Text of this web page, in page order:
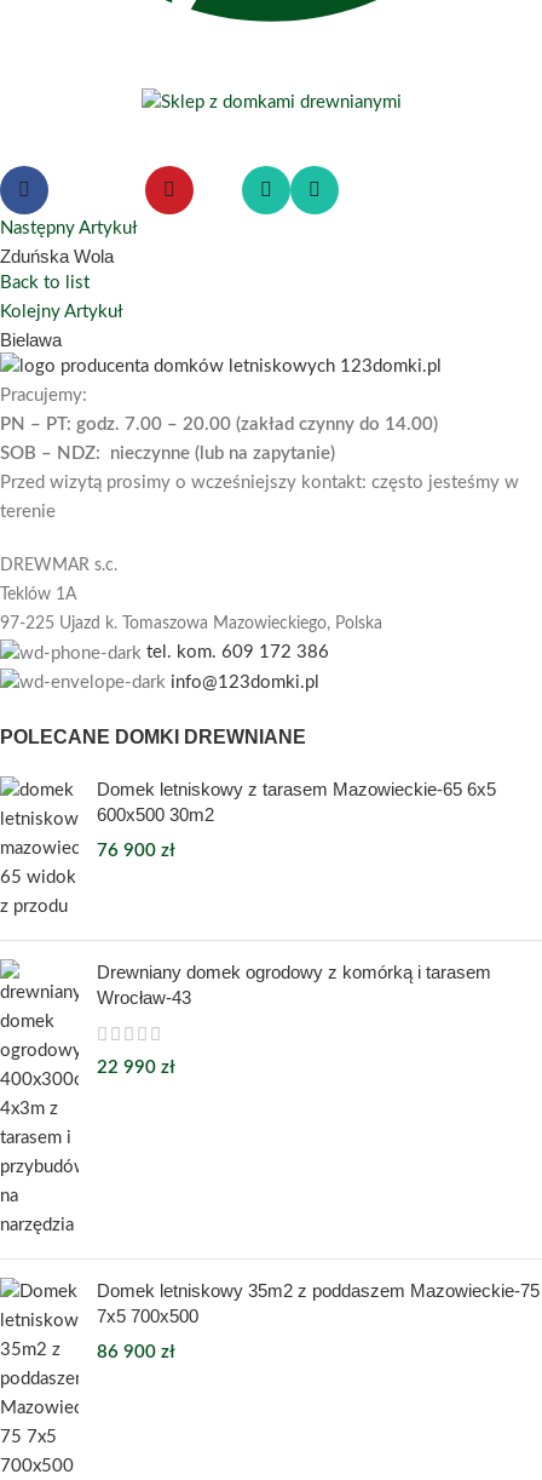
Następny Artykuł
Zduńska Wola
Back to list
Kolejny Artykuł
Bielawa
Pracujemy:
PN – PT: godz. 7.00 – 20.00 (zakład czynny do 14.00)
SOB – NDZ: nieczynne (lub na zapytanie)
Przed wizytą prosimy o wcześniejszy kontakt: często jesteśmy w
terenie
DREWMAR s.c.
Teklów 1A
97-225 Ujazd k. Tomaszowa Mazowieckiego, Polska
tel. kom. 609 172 386
info@123domki.pl
POLECANE DOMKI DREWNIANE
Domek letniskowy z tarasem Mazowieckie-65 6x5
600x500 30m2
76 900 zł
Drewniany domek ogrodowy z komórką i tarasem
Wrocław-43
22 990 zł
Domek letniskowy 35m2 z poddaszem Mazowieckie-75
7x5 700x500
86 900 zł